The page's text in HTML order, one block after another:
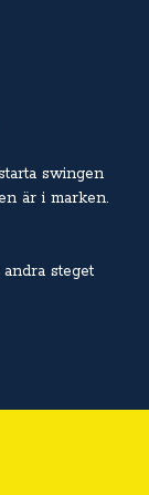
swingen
är i marken.
steget